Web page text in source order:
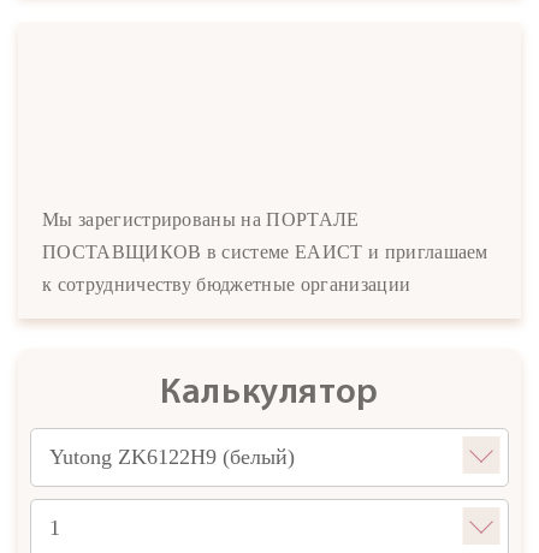
Мы зарегистрированы на ПОРТАЛЕ
ПОСТАВЩИКОВ в системе ЕАИСТ и приглашаем
к сотрудничеству бюджетные организации
Калькулятор